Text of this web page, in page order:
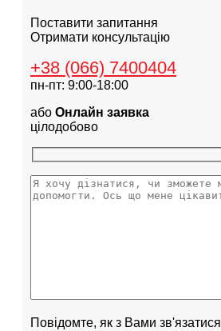
Поставити запитання
Отримати консультацію
+38 (066) 7400404
пн-пт: 9:00-18:00
або Онлайн заявка
цілодобово
Повідомте, як з Вами зв'язатися